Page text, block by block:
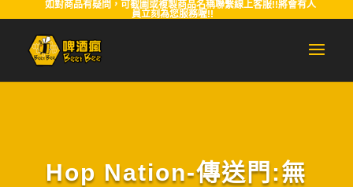
如對商品有疑問，可截圖或複製商品名稱聯繫線上客服!!將會有人
員立刻為您服務喔!!
Hop Nation-傳送門:無